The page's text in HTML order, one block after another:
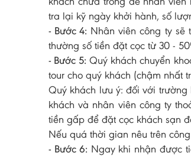
tra lại kỹ ngày khởi hành, số
- Bước 4: Nhân viên công ty sẽ
thường số tiền đặt cọc từ 30 -
- Bước 5: Quý khách chuyển
tour cho quý khách (chậm nhất
Quý khách lưu ý: đối với
khách và nhân viên công ty
tiền gấp để đặt cọc khách sạn
Nếu quá thời gian nêu trên
- Bước 6: Ngay khi nhận được